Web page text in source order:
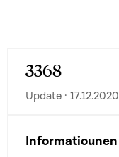
3368
Update · 17.12.2020
Informatiounen